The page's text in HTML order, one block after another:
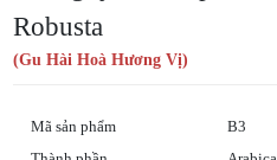
Robusta
(Gu Hài Hoà Hương Vị)
Mã sản phẩm
B3